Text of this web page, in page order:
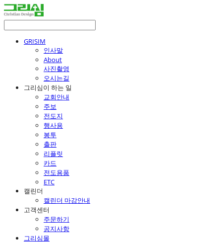
GRISIM
인사말
About
사진촬영
오시는길
그리심이 하는 일
교회안내
주보
전도지
행사용
봉투
출판
리플릿
카드
전도용품
ETC
캘린더
캘린더 마감안내
고객센터
주문하기
공지사항
그리심몰